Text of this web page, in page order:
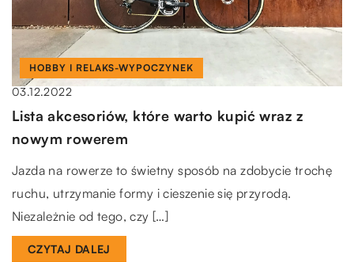
HOBBY I RELAKS-WYPOCZYNEK
03.12.2022
Lista akcesoriów, które warto kupić wraz z
nowym rowerem
Jazda na rowerze to świetny sposób na zdobycie trochę
ruchu, utrzymanie formy i cieszenie się przyrodą.
Niezależnie od tego, czy […]
CZYTAJ DALEJ